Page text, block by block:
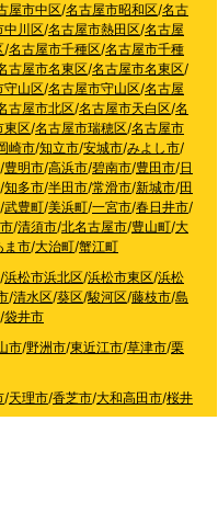
屋市中区/名古屋市昭和区/名古
中川区/名古屋市熱田区/名古屋
/名古屋市千種区/名古屋市千種
古屋市名東区/名古屋市名東区/
守山区/名古屋市守山区/名古屋
古屋市北区/名古屋市天白区/名
東区/名古屋市瑞穂区/名古屋市
崎市/知立市/安城市/みよし市/
/豊明市/高浜市/碧南市/豊田市/日
/知多市/半田市/常滑市/新城市/田
/武豊町/美浜町/一宮市/春日井市/
/清須市/北名古屋市/豊山町/大
ま市/大治町/蟹江町
/浜松市浜北区/浜松市東区/浜松
/清水区/葵区/駿河区/藤枝市/島
/袋井市
市/野洲市/東近江市/草津市/栗
/天理市/香芝市/大和高田市/桜井